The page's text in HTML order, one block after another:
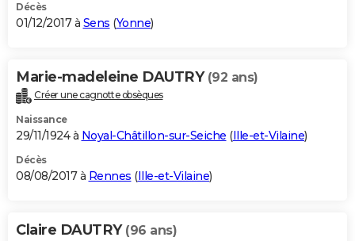
Décès
01/12/2017 à Sens (Yonne)
Marie-madeleine DAUTRY (92 ans)
Créer une cagnotte obsèques
Naissance
29/11/1924 à Noyal-Châtillon-sur-Seiche (Ille-et-Vilaine)
Décès
08/08/2017 à Rennes (Ille-et-Vilaine)
Claire DAUTRY (96 ans)